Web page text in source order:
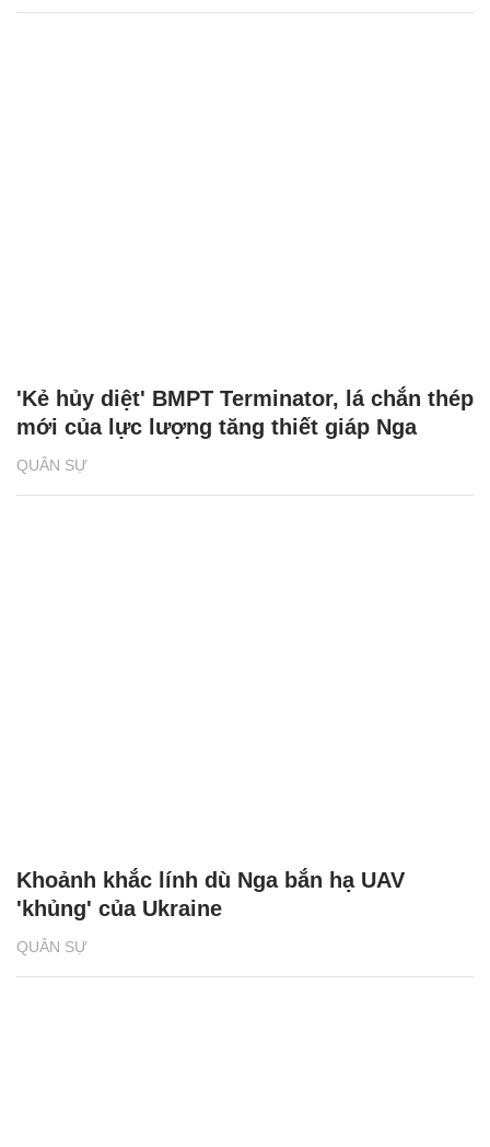
QUÂN SỰ
'Kẻ hủy diệt' BMPT Terminator, lá chắn thép
mới của lực lượng tăng thiết giáp Nga
QUÂN SỰ
Khoảnh khắc lính dù Nga bắn hạ UAV
'khủng' của Ukraine